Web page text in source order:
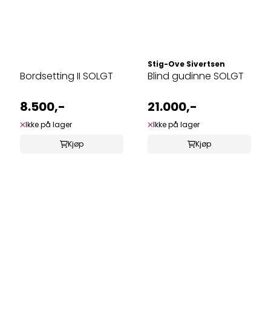
Bordsetting II SOLGT
8.500,-
Ikke på lager
Kjøp
Stig-Ove Sivertsen
Blind gudinne SOLGT
21.000,-
Ikke på lager
Kjøp